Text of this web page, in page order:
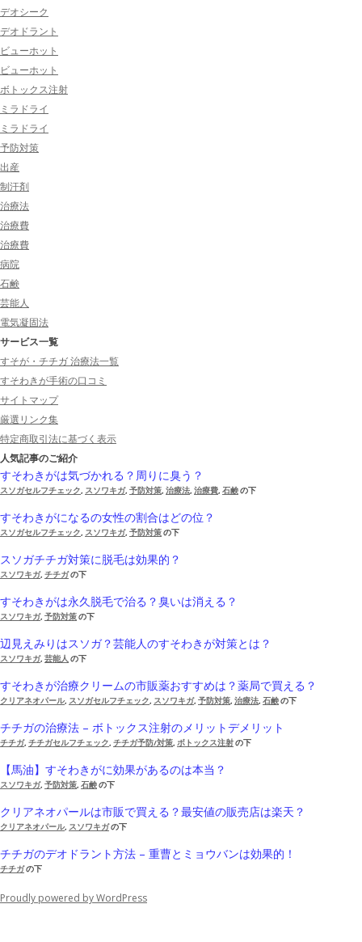
デオシーク
デオドラント
ビューホット
ビューホット
ボトックス注射
ミラドライ
ミラドライ
予防対策
出産
制汗剤
治療法
治療費
治療費
病院
石鹸
芸能人
電気凝固法
サービス一覧
すそが・チチガ 治療法一覧
すそわきが手術の口コミ
サイトマップ
厳選リンク集
特定商取引法に基づく表示
人気記事のご紹介
すそわきがは気づかれる？周りに臭う？
スソガセルフチェック, スソワキガ, 予防対策, 治療法, 治療費, 石鹸の下
すそわきがになるの女性の割合はどの位？
スソガセルフチェック, スソワキガ, 予防対策の下
スソガチチガ対策に脱毛は効果的？
スソワキガ, チチガの下
すそわきがは永久脱毛で治る？臭いは消える？
スソワキガ, 予防対策の下
辺見えみりはスソガ？芸能人のすそわきが対策とは？
スソワキガ, 芸能人 の下
すそわきが治療クリームの市販薬おすすめは？薬局で買える？
クリアネオパール, スソガセルフチェック, スソワキガ, 予防対策, 治療法, 石鹸の下
チチガの治療法 – ボトックス注射のメリットデメリット
チチガ, チチガセルフチェック, チチガ予防/対策, ボトックス注射の下
【馬油】すそわきがに効果があるのは本当？
スソワキガ, 予防対策, 石鹸の下
クリアネオパールは市販で買える？最安値の販売店は楽天？
クリアネオパール, スソワキガの下
チチガのデオドラント方法 – 重曹とミョウバンは効果的！
チチガの下
Proudly powered by WordPress